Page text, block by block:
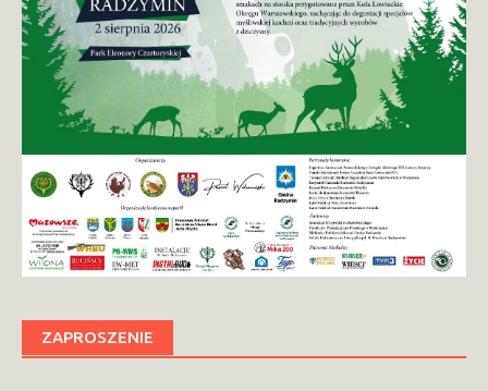
ZAPROSZENIE